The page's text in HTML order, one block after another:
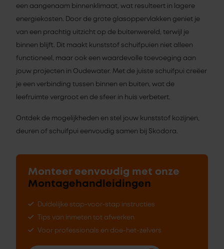
een aangenaam binnenklimaat, wat resulteert in lagere
energiekosten. Door de grote glasoppervlakken geniet je
van een prachtig uitzicht op de buitenwereld, terwijl je
binnen blijft. Dit maakt kunststof schuifpuien niet alleen
functioneel, maar ook een waardevolle toevoeging aan
jouw projecten in Oudewater. Met de juiste schuifpui creëer
je een verbinding tussen binnen en buiten, wat de
leefruimte vergroot en de sfeer in huis verbetert.
Ontdek de mogelijkheden en stel jouw kunststof kozijnen,
deuren of schuifpui eenvoudig samen bij Skodora.
Monteer eenvoudig met onze
Montagehandleidingen
Duidelijke stap-voor-stap instructies
Tips van inmeten tot afwerken
Voor professionals en doe-het-zelvers